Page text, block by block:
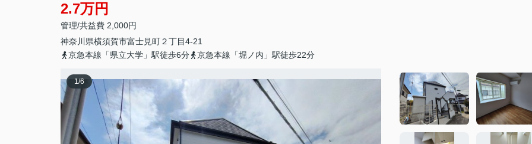
2.7万円
管理/共益費 2,000円
神奈川県横須賀市富士見町２丁目4‐21
京急本線「県立大学」駅徒歩6分
京急本線「堀ノ内」駅徒歩22分
1/6